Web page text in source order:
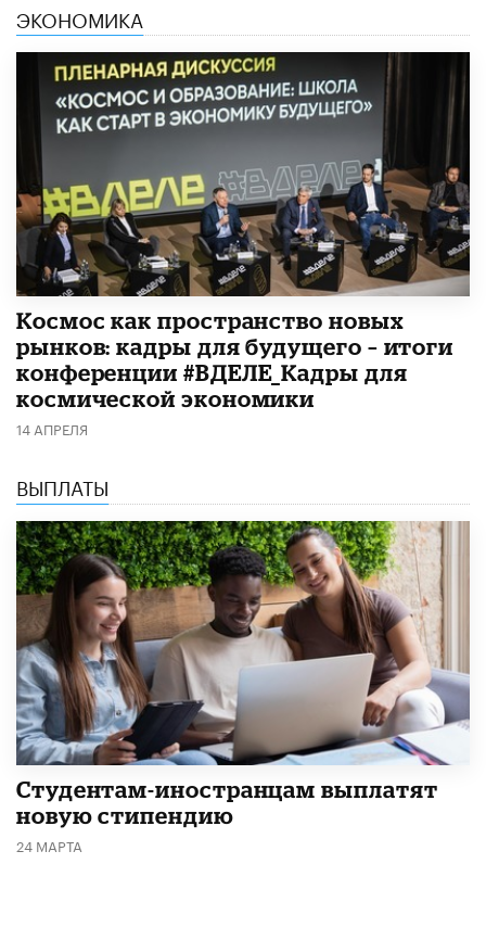
ЭКОНОМИКА
Космос как пространство новых
рынков: кадры для будущего – итоги
конференции #ВДЕЛЕ_Кадры для
космической экономики
14 АПРЕЛЯ
ВЫПЛАТЫ
Студентам-иностранцам выплатят
новую стипендию
24 МАРТА